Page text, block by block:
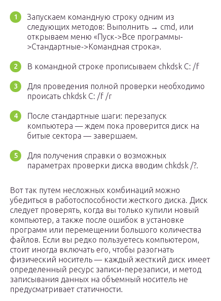
Запускаем командную строку одним из
следующих методов: Выполнить → cmd, или
открываем меню «Пуск->Все программы-
>Стандартные->Командная строка».
В командной строке прописываем chkdsk C: /f
Для проведения полной проверки необходимо
происать chkdsk C: /f /r
После стандартные шаги: перезапуск
компьютера — ждем пока проверится диск на
битые сектора — завершаем.
Для получения справки о возможных
параметрах проверки диска вводим chkdsk /?.
Вот так путем несложных комбинаций можно
убедиться в работоспособности жесткого диска. Диск
следует проверять, когда вы только купили новый
компьютер, а также после ошибок в установке
программ или перемещении большого количества
файлов. Если вы редко пользуетесь компьютером,
стоит иногда включать его, чтобы разогнать
физический носитель — каждый жесткий диск имеет
определенный ресурс записи-перезаписи, и метод
записывания данных на объемный носитель не
предусматривает статичности.